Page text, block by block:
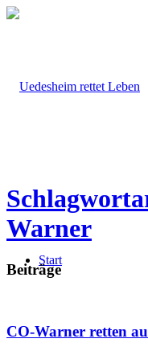
Start
Warner
Beiträge
CO-Warner retten